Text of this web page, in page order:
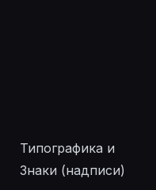
Типографика и
Знаки (надписи)